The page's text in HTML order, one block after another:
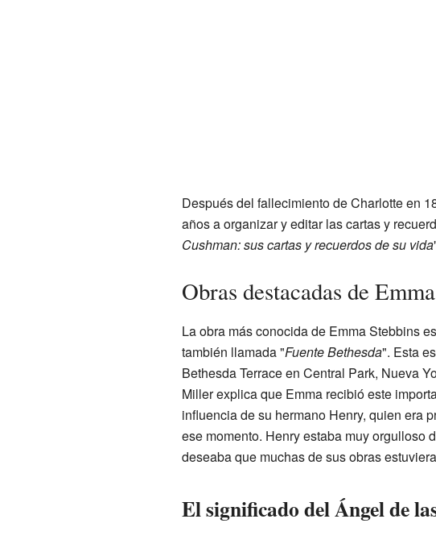
Después del fallecimiento de Charlotte en
años a organizar y editar las cartas y
Cushman: sus cartas y recuerdos de su vida
Obras destacadas de
La obra más conocida de Emma Stebbins
también llamada "Fuente Bethesda". Esta
Bethesda Terrace en Central Park, Nueva
Miller explica que Emma recibió este
influencia de su hermano Henry, quien era
ese momento. Henry estaba muy orgulloso
deseaba que muchas de sus obras
El significado del Ángel de